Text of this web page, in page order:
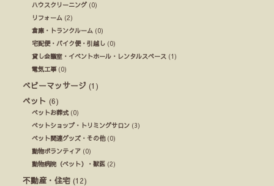
ハウスクリーニング(0)
リフォーム (2)
倉庫・トランクルーム (0)
宅配便・バイク便・引越し (0)
貸し会議室・イベントホール・レンタルスペース (1)
電気工事(0)
ベビーマッサージ (1)
ペット (6)
ペットお葬式(0)
ペットショップ・トリミングサロン (3)
ペット関連グッズ・その他(0)
動物ボランティア (0)
動物病院（ペット）・獣医 (2)
不動産・住宅 (12)